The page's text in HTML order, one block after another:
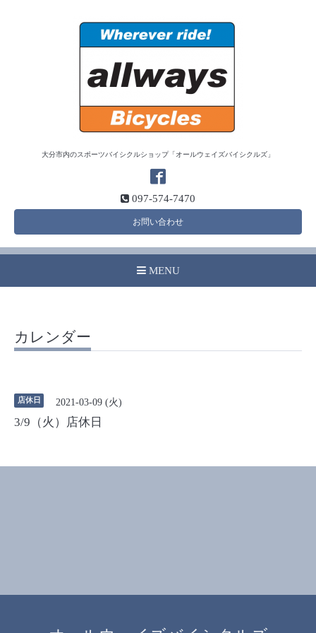
大分市内のスポーツバイシクルショップ「オールウェイズバイシクルズ」
097-574-7470
お問い合わせ
MENU
カレンダー
店休日 2021-03-09 (火)
3/9（火）店休日